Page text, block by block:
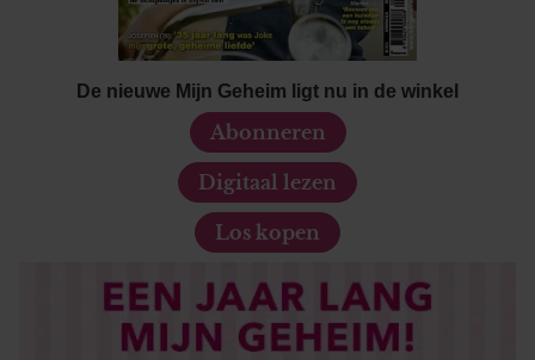
De nieuwe Mijn Geheim ligt nu in de winkel
Abonneren
Digitaal lezen
Los kopen